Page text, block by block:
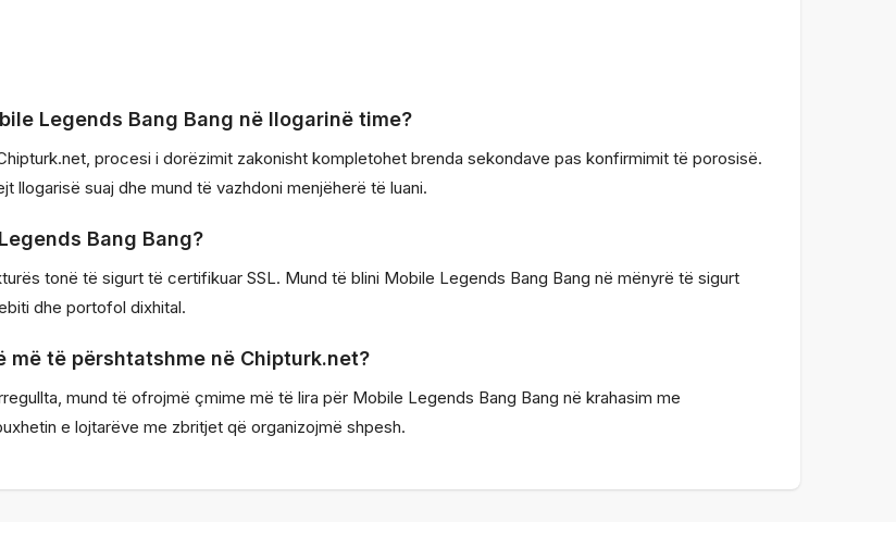
Legends Bang Bang në llogarinë time?
procesi i dorëzimit zakonisht kompletohet brenda sekondave pas konfirmimit të porosisë.
llogarisë suaj dhe mund të vazhdoni menjëherë të luani.
Bang Bang?
tonë të sigurt të certifikuar SSL. Mund të blini Mobile Legends Bang Bang në mënyrë të sigurt
dhe portofol dixhital.
më të përshtatshme në Chipturk.net?
mund të ofrojmë çmime më të lira për Mobile Legends Bang Bang në krahasim me
e lojtarëve me zbritjet që organizojmë shpesh.